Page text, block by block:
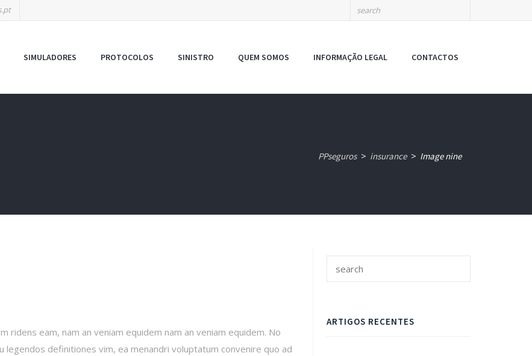
SIMULADORES PROTOCOLOS SINISTRO QUEM SOMOS INFORMAÇÃO LEGAL CONTACTOS
PPseguros > insurance > Image nine
ridens eam, nam an veniam equidem nam an veniam equidem. No
legendos definitiones vim, ea menandri voluptatum convenire quo ad
ARTIGOS RECENTES